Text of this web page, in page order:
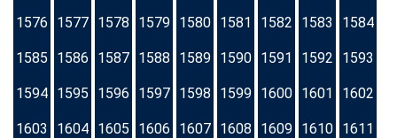
1576 1577 1578 1579 1580 1581 1582 1583 1584
1585 1586 1587 1588 1589 1590 1591 1592 1593
1594 1595 1596 1597 1598 1599 1600 1601 1602
1603 1604 1605 1606 1607 1608 1609 1610 1611